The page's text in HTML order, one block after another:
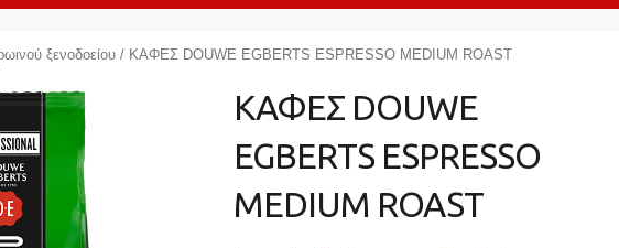
ξενοδοείου/ ΚΑΦΕΣ DOUWE EGBERTS ESPRESSO MEDIUM ROAST
ΚΑΦΕΣ DOUWE
EGBERTS ESPRESSO
MEDIUM ROAST